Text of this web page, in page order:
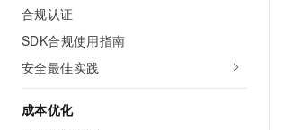
合规认证
SDK合规使用指南
安全最佳实践
成本优化